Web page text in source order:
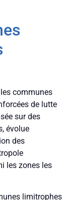
communes
de lutte
sur des
évolue
des
les zones les
limitrophes